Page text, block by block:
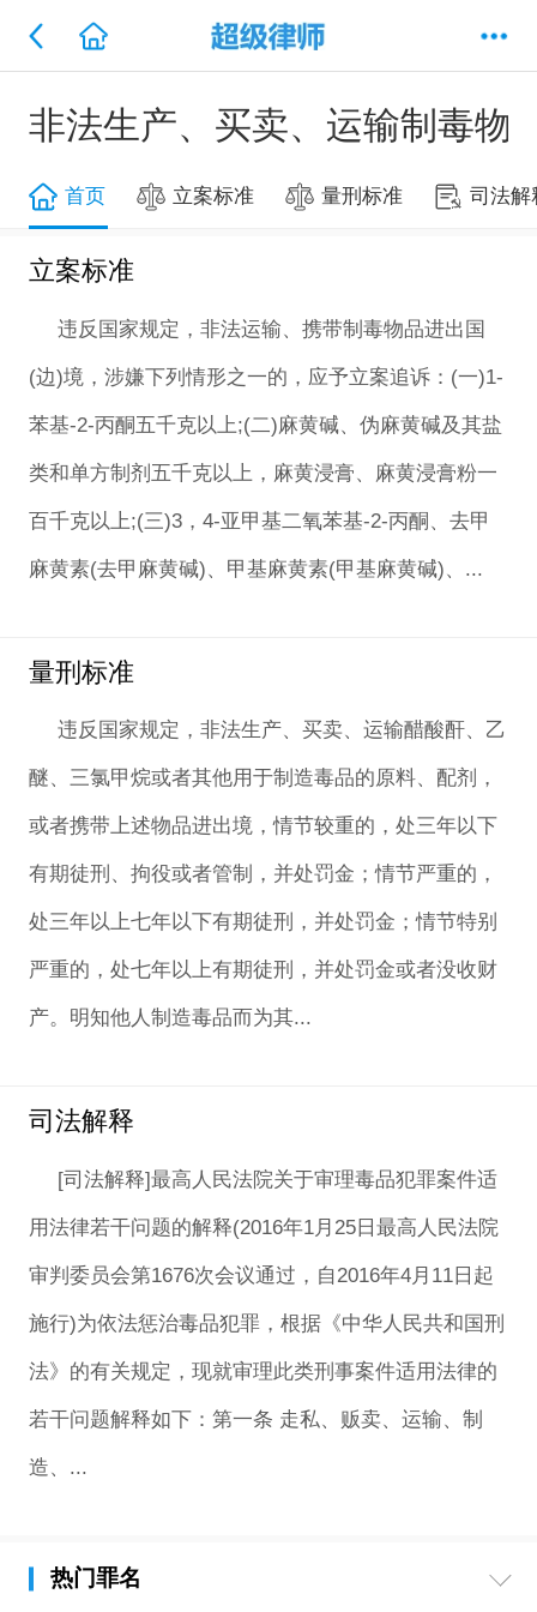
非法生产、买卖、运输制毒物
首页 立案标准 量刑标准 司法解
立案标准
违反国家规定，非法运输、携带制毒物品进出国
(边)境，涉嫌下列情形之一的，应予立案追诉：(一)1-
苯基-2-丙酮五千克以上;(二)麻黄碱、伪麻黄碱及其盐
类和单方制剂五千克以上，麻黄浸膏、麻黄浸膏粉一
百千克以上;(三)3，4-亚甲基二氧苯基-2-丙酮、去甲
麻黄素(去甲麻黄碱)、甲基麻黄素(甲基麻黄碱)、...
量刑标准
违反国家规定，非法生产、买卖、运输醋酸酐、乙
醚、三氯甲烷或者其他用于制造毒品的原料、配剂，
或者携带上述物品进出境，情节较重的，处三年以下
有期徒刑、拘役或者管制，并处罚金；情节严重的，
处三年以上七年以下有期徒刑，并处罚金；情节特别
严重的，处七年以上有期徒刑，并处罚金或者没收财
产。明知他人制造毒品而为其...
司法解释
[司法解释]最高人民法院关于审理毒品犯罪案件适
用法律若干问题的解释(2016年1月25日最高人民法院
审判委员会第1676次会议通过，自2016年4月11日起
施行)为依法惩治毒品犯罪，根据《中华人民共和国刑
法》的有关规定，现就审理此类刑事案件适用法律的
若干问题解释如下：第一条 走私、贩卖、运输、制
造、...
热门罪名